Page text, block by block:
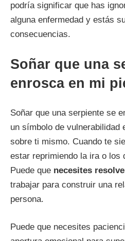
podría significar que has
alguna enfermedad y estás
consecuencias.
Soñar que una
enrosca en mi
Soñar que una serpiente se
un símbolo de vulnerabilidad
sobre ti mismo. Cuando te
estar reprimiendo la ira o los
Puede que necesites
trabajar para construir una
persona.
Puede que necesites